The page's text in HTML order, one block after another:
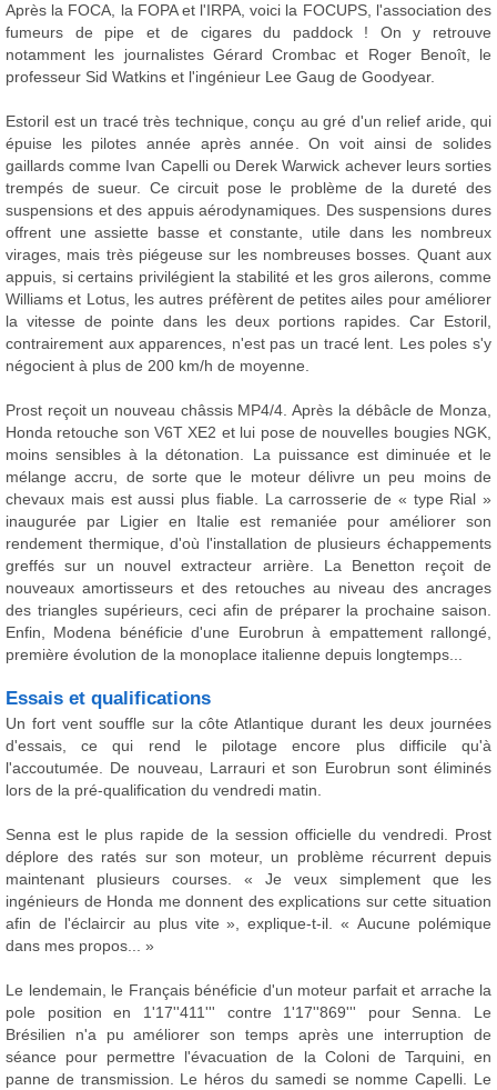
Après la FOCA, la FOPA et l'IRPA, voici la FOCUPS, l'association des
fumeurs de pipe et de cigares du paddock ! On y retrouve
notamment les journalistes Gérard Crombac et Roger Benoît, le
professeur Sid Watkins et l'ingénieur Lee Gaug de Goodyear.
Estoril est un tracé très technique, conçu au gré d'un relief aride, qui
épuise les pilotes année après année. On voit ainsi de solides
gaillards comme Ivan Capelli ou Derek Warwick achever leurs sorties
trempés de sueur. Ce circuit pose le problème de la dureté des
suspensions et des appuis aérodynamiques. Des suspensions dures
offrent une assiette basse et constante, utile dans les nombreux
virages, mais très piégeuse sur les nombreuses bosses. Quant aux
appuis, si certains privilégient la stabilité et les gros ailerons, comme
Williams et Lotus, les autres préfèrent de petites ailes pour améliorer
la vitesse de pointe dans les deux portions rapides. Car Estoril,
contrairement aux apparences, n'est pas un tracé lent. Les poles s'y
négocient à plus de 200 km/h de moyenne.
Prost reçoit un nouveau châssis MP4/4. Après la débâcle de Monza,
Honda retouche son V6T XE2 et lui pose de nouvelles bougies NGK,
moins sensibles à la détonation. La puissance est diminuée et le
mélange accru, de sorte que le moteur délivre un peu moins de
chevaux mais est aussi plus fiable. La carrosserie de « type Rial »
inaugurée par Ligier en Italie est remaniée pour améliorer son
rendement thermique, d'où l'installation de plusieurs échappements
greffés sur un nouvel extracteur arrière. La Benetton reçoit de
nouveaux amortisseurs et des retouches au niveau des ancrages
des triangles supérieurs, ceci afin de préparer la prochaine saison.
Enfin, Modena bénéficie d'une Eurobrun à empattement rallongé,
première évolution de la monoplace italienne depuis longtemps...
Essais et qualifications
Un fort vent souffle sur la côte Atlantique durant les deux journées
d'essais, ce qui rend le pilotage encore plus difficile qu'à
l'accoutumée. De nouveau, Larrauri et son Eurobrun sont éliminés
lors de la pré-qualification du vendredi matin.
Senna est le plus rapide de la session officielle du vendredi. Prost
déplore des ratés sur son moteur, un problème récurrent depuis
maintenant plusieurs courses. « Je veux simplement que les
ingénieurs de Honda me donnent des explications sur cette situation
afin de l'éclaircir au plus vite », explique-t-il. « Aucune polémique
dans mes propos... »
Le lendemain, le Français bénéficie d'un moteur parfait et arrache la
pole position en 1'17''411''' contre 1'17''869''' pour Senna. Le
Brésilien n'a pu améliorer son temps après une interruption de
séance pour permettre l'évacuation de la Coloni de Tarquini, en
panne de transmission. Le héros du samedi se nomme Capelli. Le